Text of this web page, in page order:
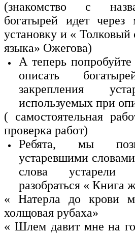
(знакомство с
богатырей идет через
установку и « Толковый
языка» Ожегова)
А теперь
описать
закрепления
используемых при
( самостоятельная
проверка работ)
Ребята, мы
устаревшими
слова
разобраться « Книга
« Натерла до крови
холщовая рубаха»
« Шлем давит мне на